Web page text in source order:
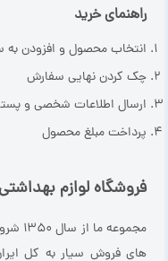
راهنمای خرید
انتخاب محصول و افزودن به
چک کردن نهایی سفارش
ارسال اطلاعات شخصی و
پرداخت مبلغ محصول
فروشگاه لوازم
های فروش سیار به کل